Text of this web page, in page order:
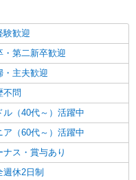
験歓迎
・第二新卒歓迎
・主夫歓迎
不問
ル（40代～）活躍中
ア（60代～）活躍中
ナス・賞与あり
週休2日制